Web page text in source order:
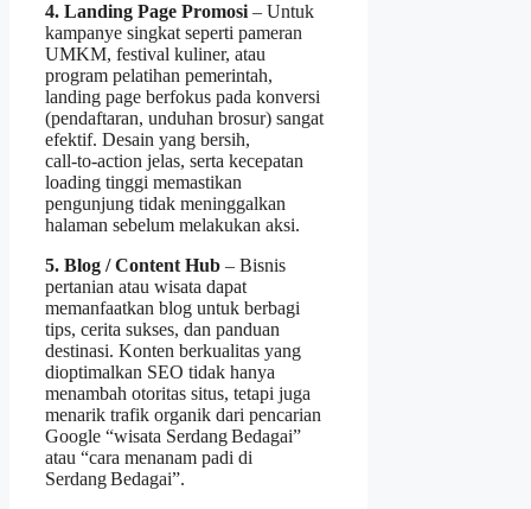
4. Landing Page Promosi – Untuk
kampanye singkat seperti pameran
UMKM, festival kuliner, atau
program pelatihan pemerintah,
landing page berfokus pada konversi
(pendaftaran, unduhan brosur) sangat
efektif. Desain yang bersih,
call‑to‑action jelas, serta kecepatan
loading tinggi memastikan
pengunjung tidak meninggalkan
halaman sebelum melakukan aksi.
5. Blog / Content Hub – Bisnis
pertanian atau wisata dapat
memanfaatkan blog untuk berbagi
tips, cerita sukses, dan panduan
destinasi. Konten berkualitas yang
dioptimalkan SEO tidak hanya
menambah otoritas situs, tetapi juga
menarik trafik organik dari pencarian
Google “wisata Serdang Bedagai”
atau “cara menanam padi di
Serdang Bedagai”.